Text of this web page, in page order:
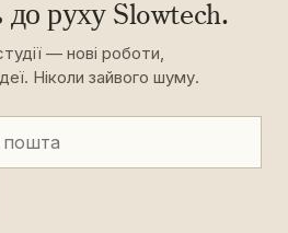
руху Slowtech.
— нові роботи,
Ніколи зайвого шуму.